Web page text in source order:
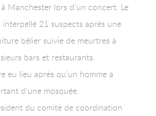
Manchester lors d’un concert. Le
21 suspects après une
bélier suivie de meurtres à
bars et restaurants.
eu lieu après qu’un homme a
d’une mosquée.
du comité de coordination